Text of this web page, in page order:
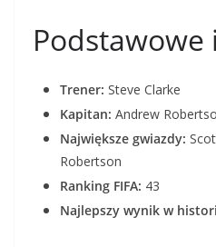
Trener: Steve Clarke
Kapitan: Andrew
Największe gwiazdy:
Robertson
Ranking FIFA: 43
Najlepszy wynik w